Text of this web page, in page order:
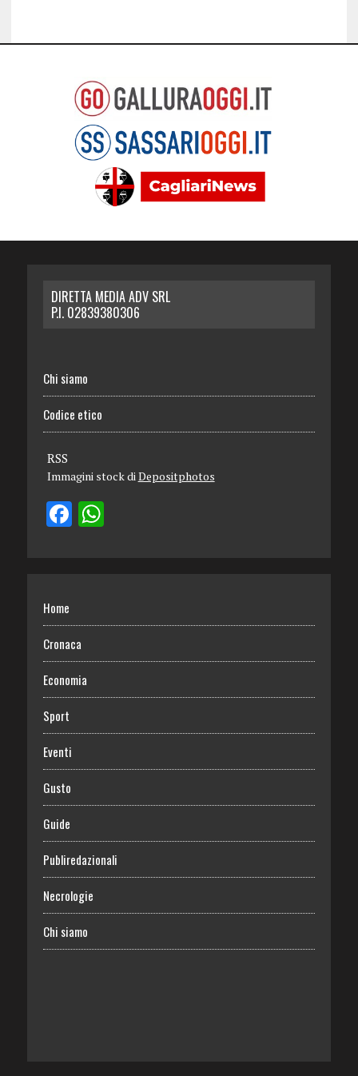
DIRETTA MEDIA ADV SRL
P.I. 02839380306
Chi siamo
Codice etico
RSS
Immagini stock di Depositphotos
Home
Cronaca
Economia
Sport
Eventi
Gusto
Guide
Publiredazionali
Necrologie
Chi siamo